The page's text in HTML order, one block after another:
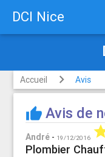
DCI Nice
Accueil Avis
thumb_up Avis de
André - 19/12/2016
Plombier